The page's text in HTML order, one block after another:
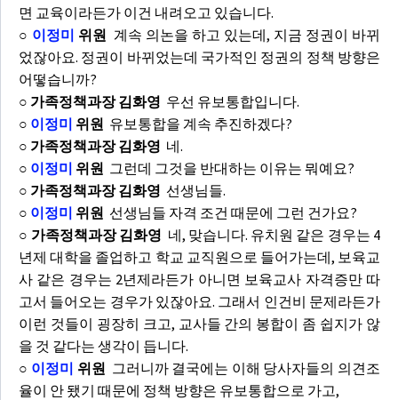
면 교육이라든가 이건 내려오고 있습니다.
○ 이정미 위원 계속 의논을 하고 있는데, 지금 정권이 바뀌
었잖아요. 정권이 바뀌었는데 국가적인 정권의 정책 방향은
어떻습니까?
○ 가족정책과장 김화영 우선 유보통합입니다.
○ 이정미 위원 유보통합을 계속 추진하겠다?
○ 가족정책과장 김화영 네.
○ 이정미 위원 그런데 그것을 반대하는 이유는 뭐예요?
○ 가족정책과장 김화영 선생님들.
○ 이정미 위원 선생님들 자격 조건 때문에 그런 건가요?
○ 가족정책과장 김화영 네, 맞습니다. 유치원 같은 경우는 4
년제 대학을 졸업하고 학교 교직원으로 들어가는데, 보육교
사 같은 경우는 2년제라든가 아니면 보육교사 자격증만 따
고서 들어오는 경우가 있잖아요. 그래서 인건비 문제라든가
이런 것들이 굉장히 크고, 교사들 간의 봉합이 좀 쉽지가 않
을 것 같다는 생각이 듭니다.
○ 이정미 위원 그러니까 결국에는 이해 당사자들의 의견조
율이 안 됐기 때문에 정책 방향은 유보통합으로 가고,